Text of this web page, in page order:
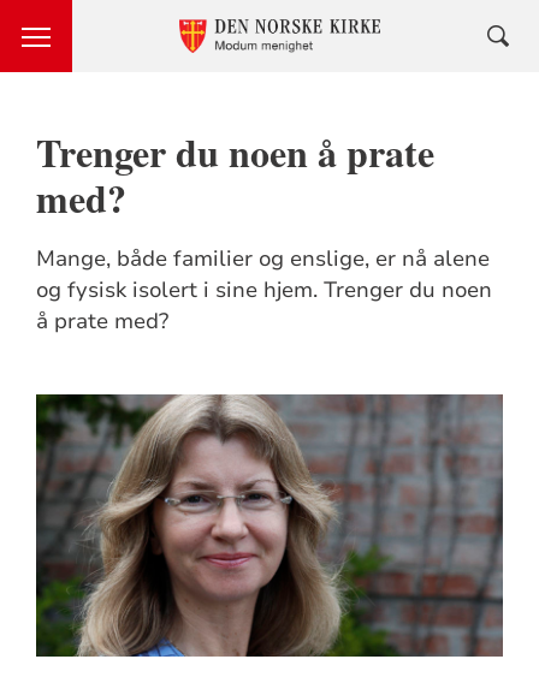
Trenger du noen å prate
med?
Mange, både familier og enslige, er nå alene
og fysisk isolert i sine hjem. Trenger du noen
å prate med?